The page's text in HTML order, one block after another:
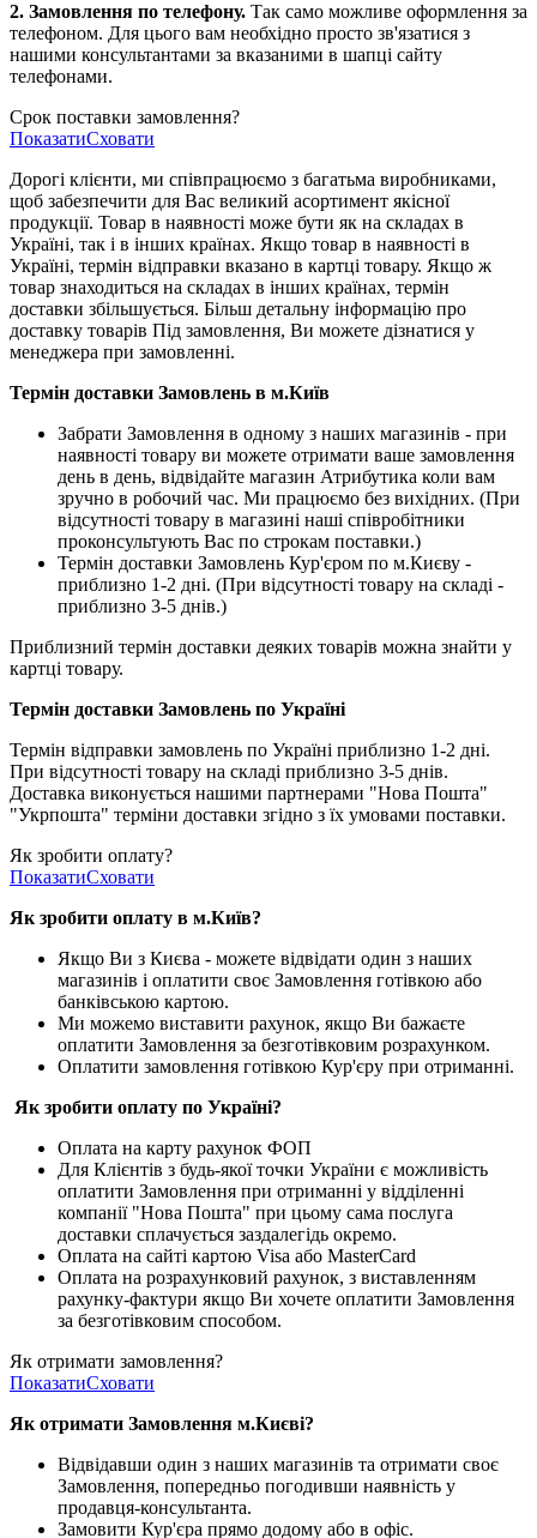
2. Замовлення по телефону. Так само можливе оформлення за
телефоном. Для цього вам необхідно просто зв'язатися з
нашими консультантами за вказаними в шапці сайту
телефонами.
Срок поставки замовлення?
ПоказатиСховати
Дорогі клієнти, ми співпрацюємо з багатьма виробниками,
щоб забезпечити для Вас великий асортимент якісної
продукції. Товар в наявності може бути як на складах в
Україні, так і в інших країнах. Якщо товар в наявності в
Україні, термін відправки вказано в картці товару. Якщо ж
товар знаходиться на складах в інших країнах, термін
доставки збільшується. Більш детальну інформацію про
доставку товарів Під замовлення, Ви можете дізнатися у
менеджера при замовленні.
Термін доставки Замовлень в м.Київ
Забрати Замовлення в одному з наших магазинів - при
наявності товару ви можете отримати ваше замовлення
день в день, відвідайте магазин Атрибутика коли вам
зручно в робочий час. Ми працюємо без вихідних. (При
відсутності товару в магазині наші співробітники
проконсультують Вас по строкам поставки.)
Термін доставки Замовлень Кур'єром по м.Києву -
приблизно 1-2 дні. (При відсутності товару на складі -
приблизно 3-5 днів.)
Приблизний термін доставки деяких товарів можна знайти у
картці товару.
Термін доставки Замовлень по Україні
Термін відправки замовлень по Україні приблизно 1-2 дні.
При відсутності товару на складі приблизно 3-5 днів.
Доставка виконується нашими партнерами "Нова Пошта"
"Укрпошта" терміни доставки згідно з їх умовами поставки.
Як зробити оплату?
ПоказатиСховати
Як зробити оплату в м.Київ?
Якщо Ви з Києва - можете відвідати один з наших
магазинів і оплатити своє Замовлення готівкою або
банківською картою.
Ми можемо виставити рахунок, якщо Ви бажаєте
оплатити Замовлення за безготівковим розрахунком.
Оплатити замовлення готівкою Кур'єру при отриманні.
Як зробити оплату по Україні?
Оплата на карту рахунок ФОП
Для Клієнтів з будь-якої точки України є можливість
оплатити Замовлення при отриманні у відділенні
компанії "Нова Пошта" при цьому сама послуга
доставки сплачується заздалегідь окремо.
Оплата на сайті картою Visa або MasterCard
Оплата на розрахунковий рахунок, з виставленням
рахунку-фактури якщо Ви хочете оплатити Замовлення
за безготівковим способом.
Як отримати замовлення?
ПоказатиСховати
Як отримати Замовлення м.Києві?
Відвідавши один з наших магазинів та отримати своє
Замовлення, попередньо погодивши наявність у
продавця-консультанта.
Замовити Кур'єра прямо додому або в офіс.